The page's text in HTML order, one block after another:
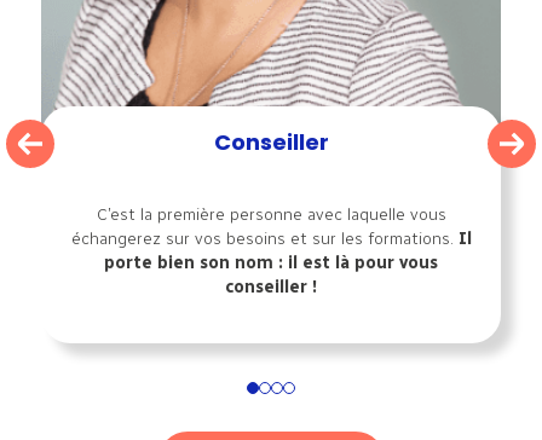
Conseiller
C’est la première personne avec laquelle vous
échangerez sur vos besoins et sur les formations. Il
porte bien son nom : il est là pour vous
conseiller !
1234